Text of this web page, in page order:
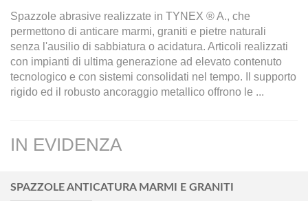
Spazzole abrasive realizzate in TYNEX ® A., che
permettono di anticare marmi, graniti e pietre naturali
senza l'ausilio di sabbiatura o acidatura. Articoli realizzati
con impianti di ultima generazione ad elevato contenuto
tecnologico e con sistemi consolidati nel tempo. Il supporto
rigido ed il robusto ancoraggio metallico offrono le ...
IN EVIDENZA
SPAZZOLE ANTICATURA MARMI E GRANITI